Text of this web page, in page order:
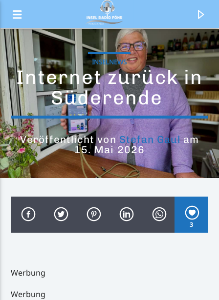
One and only Man
Steve Winwood
INSELNEWS
Internet zurück in
Süderende
Veröffentlicht von Stefan Gaulam
15. Mai 2026
3
Werbung
Werbung